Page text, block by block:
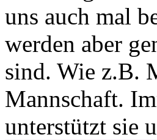
uns auch mal
werden aber
sind. Wie z.B.
Mannschaft.
unterstützt sie